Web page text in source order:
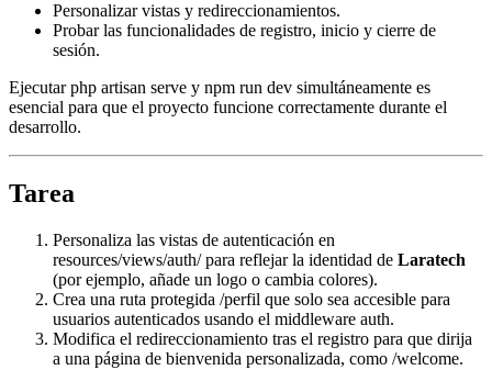
Personalizar vistas y redireccionamientos.
Probar las funcionalidades de registro, inicio y cierre de
sesión.
Ejecutar php artisan serve y npm run dev simultáneamente es
esencial para que el proyecto funcione correctamente durante el
desarrollo.
Tarea
Personaliza las vistas de autenticación en
resources/views/auth/ para reflejar la identidad de Laratech
(por ejemplo, añade un logo o cambia colores).
Crea una ruta protegida /perfil que solo sea accesible para
usuarios autenticados usando el middleware auth.
Modifica el redireccionamiento tras el registro para que dirija
a una página de bienvenida personalizada, como /welcome.